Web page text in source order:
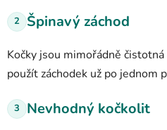
2 Špinavý záchod
Kočky jsou mimořádně
použít záchodek už po jednom
3 Nevhodný kočkolit